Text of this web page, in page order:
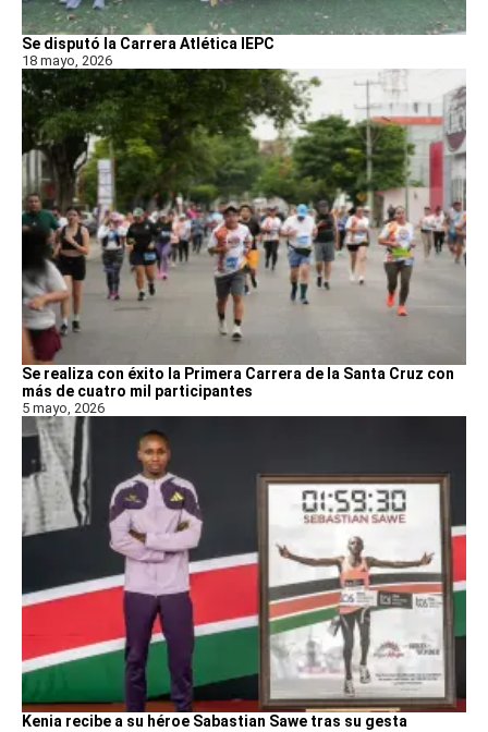
Se disputó la Carrera Atlética IEPC
18 mayo, 2026
Se realiza con éxito la Primera Carrera de la Santa Cruz con
más de cuatro mil participantes
5 mayo, 2026
Kenia recibe a su héroe Sabastian Sawe tras su gesta